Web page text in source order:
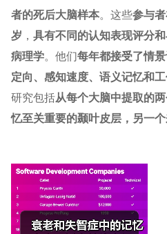
者的死后大脑样本。这些参与
岁 ， 具有不同的认知表现评分
病理学。他们每年都接受了情
定向、感知速度、语义记忆和
研究包括从每个大脑中提取的
忆至关重要的颞叶皮层，另一